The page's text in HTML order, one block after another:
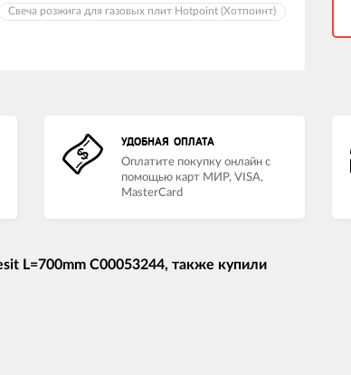
Свеча розжига для газовых плит Hotpoint (Хотпоинт)
УДОБНАЯ ОПЛАТА
Оплатите покупку онлайн с
помощью карт МИР, VISA,
MasterCard
L=700mm C00053244, также купили